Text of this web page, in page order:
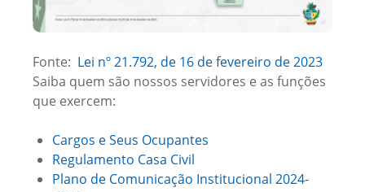
Fonte: Lei nº 21.792, de 16 de fevereiro de 2023
Saiba quem são nossos servidores e as funções
que exercem:
Cargos e Seus Ocupantes
Regulamento Casa Civil
Plano de Comunicação Institucional 2024-